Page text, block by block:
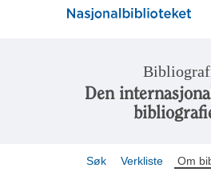
Den
Søk Verkliste Om